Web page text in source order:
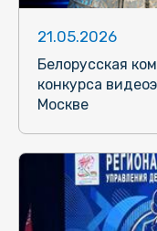
21.05.2026
Белорусская
конкурса
Москве